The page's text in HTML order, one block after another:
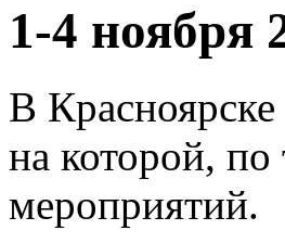
1-4 ноября
В
на которой,
мероприятий.